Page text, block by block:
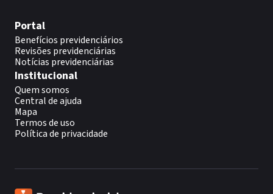
Portal
Benefícios previdenciários
Revisões previdenciárias
Notícias previdenciárias
Institucional
Quem somos
Central de ajuda
Mapa
Termos de uso
Política de privacidade